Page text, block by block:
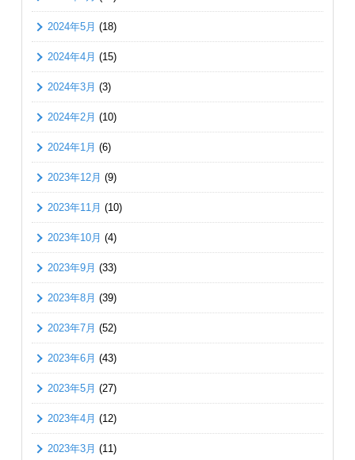
2024年5月 (18)
2024年4月 (15)
2024年3月 (3)
2024年2月 (10)
2024年1月 (6)
2023年12月 (9)
2023年11月 (10)
2023年10月 (4)
2023年9月 (33)
2023年8月 (39)
2023年7月 (52)
2023年6月 (43)
2023年5月 (27)
2023年4月 (12)
2023年3月 (11)